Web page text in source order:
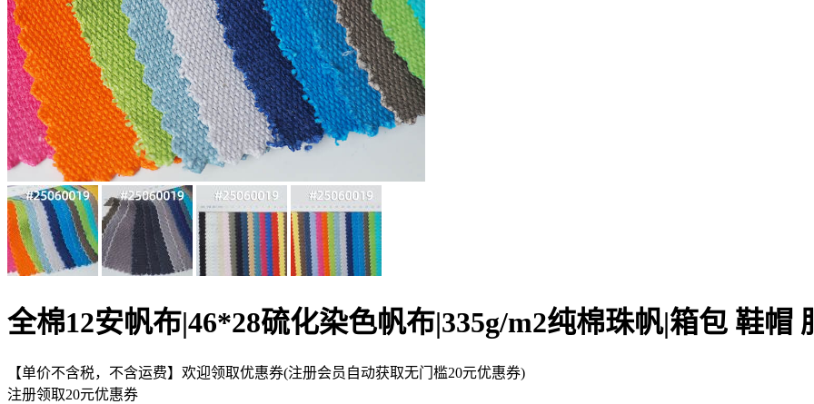
全棉12安帆布|46*28硫化染色帆布|335g/m2纯棉珠帆|箱包 鞋帽
【单价不含税，不含运费】欢迎领取优惠券(注册会员自动获取无门槛20元优惠券)
注册领取20元优惠券